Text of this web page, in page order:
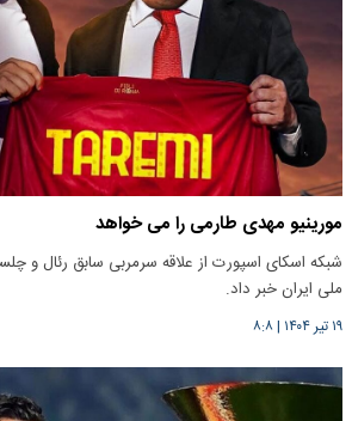
مورینیو مهدی طارمی را می خواهد
شبکه اسکای اسپورت از علاقه سرمربی سابق رئال و
ملی ایران خبر داد.
۱۹ تیر ۱۴۰۴ |۸:۸